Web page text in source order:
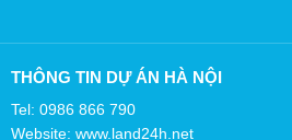
THÔNG TIN DỰ ÁN HÀ NỘI
Tel: 0986 866 790
Website: www.land24h.net